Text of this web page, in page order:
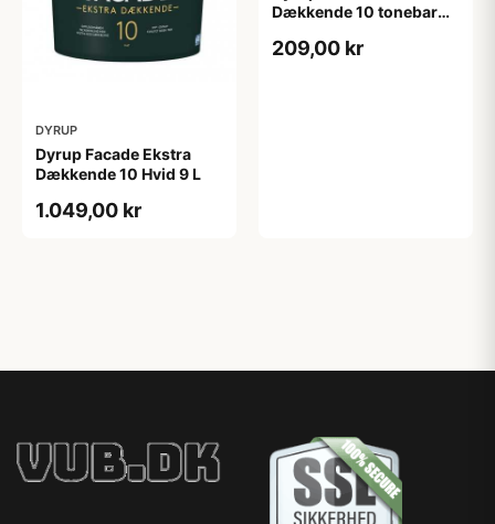
DYRUP
Dyrup Facade Ekstra
Dækkende 10 Hvid 9 L
1.049,00 kr
Dækkende 10 tonebar
209,00 kr